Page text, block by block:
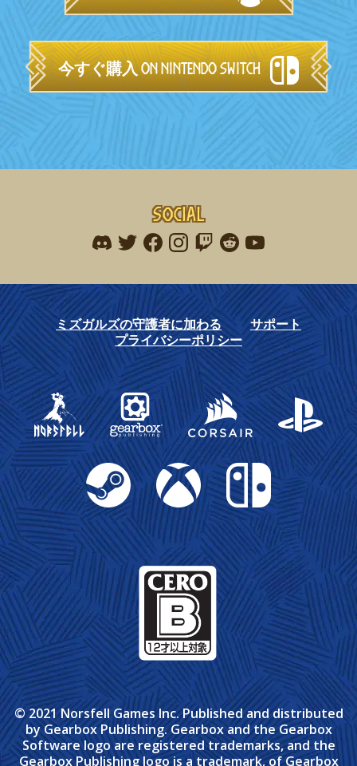
今すぐ購入 on Nintendo Switch
Social
Find me on discord
Find me on twitter
Find me on facebook
Find me on instagram
Find me on twitch
Find me on reddit
Find me on
ミズガルズの守護者に加わる
サポート
プライバシーポリシー
Gearbox Publishing
Corsair PlayStation
Steam Xbox Nintendo Switch
© 2021 Norsfell Games Inc. Published and distributed
by Gearbox Publishing. Gearbox and the Gearbox
Software logo are registered trademarks, and the
Gearbox Publishing logo is a trademark, of Gearbox